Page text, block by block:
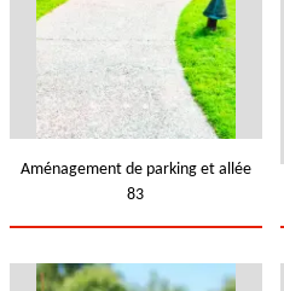
Aménagement de parking et allée
83